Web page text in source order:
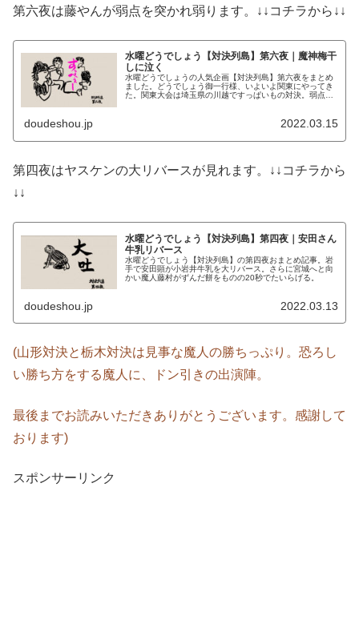
第六夜は藤やんが弱点を突かれ弱ります。↓↓コチラから↓↓
水曜どうでしょう【対決列島】第六夜｜魔神梅干
しに泣く
水曜どうでしょうの人気企画【対決列島】第六夜をまとめ
ました。どうでしょう御一行様、いよいよ関東にやってき
た。関東大会は埼玉県の川越ですっぱいもの対決。弱点を
doudeshou.jp 2022.03.15
第四夜はヤスケンの大リバースが見れます。↓↓コチラから
↓↓
水曜どうでしょう【対決列島】第四夜｜安田さん
牛乳リバース
水曜どうでしょう【対決列島】の第四夜おまとめ記事。岩
手で安田顕が小岩井牛乳を大リバース。さらに宮城へと向
かい魔人藤村がずんだ餅をものの20秒でたいらげる。
doudeshou.jp 2022.03.13
(山形対決と栃木対決は見事な魔人の勝ちっぷり。恐ろし
い勝ち方をする魔人に、ドン引きの出演陣。
最後までお読みいただきありがとうございます。感謝して
おります)
スポンサーリンク